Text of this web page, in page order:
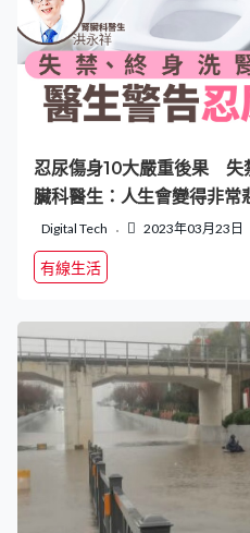
忍尿傷身10大嚴重後果
臟科醫生：人生會變得非常
Digital Tech 2023年03月23日
有線生活